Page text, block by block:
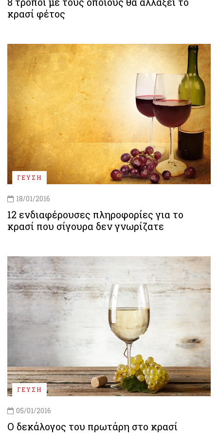
κρασί φέτος
ΓΕΥΣΗ
18/01/2016
12 ενδιαφέρουσες πληροφορίες για το
κρασί που σίγουρα δεν γνωρίζατε
ΓΕΥΣΗ
05/01/2016
Ο δεκάλογος του πρωτάρη στο κρασί